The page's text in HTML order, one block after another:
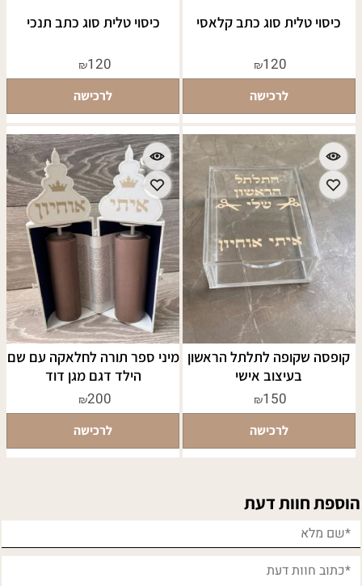
כיסוי טלית סוג כתב קלאסי
₪120
לרכישה
כיסוי טלית סוג כתב תנכי
₪120
לרכישה
קופסה שקופה לתלתל הראשון
בעיצוב אישי
₪150
לרכישה
מיני ספר תורה לחלאקה עם שם
הילד דגם מגן דוד
₪200
לרכישה
הוספת חוות דעת